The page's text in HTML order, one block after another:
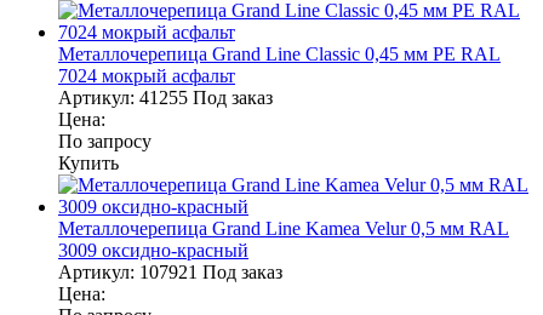
Металлочерепица Grand Line Classic 0,45 мм PE RAL
7024 мокрый асфальт
Артикул: 41255 Под заказ
Цена:
По запросу
Купить
Металлочерепица Grand Line Kamea Velur 0,5 мм RAL
3009 оксидно-красный
Артикул: 107921 Под заказ
Цена: